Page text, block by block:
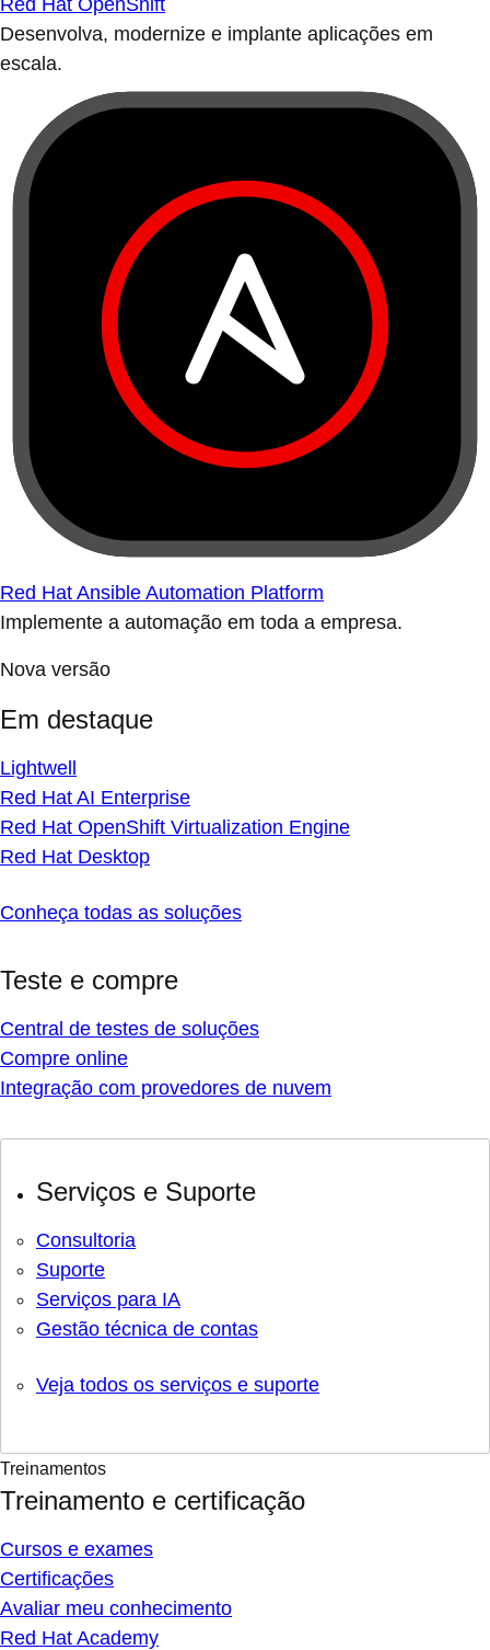
Red Hat OpenShift
Desenvolva, modernize e implante aplicações em
escala.
Red Hat Ansible Automation Platform
Implemente a automação em toda a empresa.
Nova versão
Em destaque
Lightwell
Red Hat AI Enterprise
Red Hat OpenShift Virtualization Engine
Red Hat Desktop
Conheça todas as soluções
Teste e compre
Central de testes de soluções
Compre online
Integração com provedores de nuvem
Serviços e Suporte
Consultoria
Suporte
Serviços para IA
Gestão técnica de contas
Veja todos os serviços e suporte
Treinamentos
Treinamento e certificação
Cursos e exames
Certificações
Avaliar meu conhecimento
Red Hat Academy